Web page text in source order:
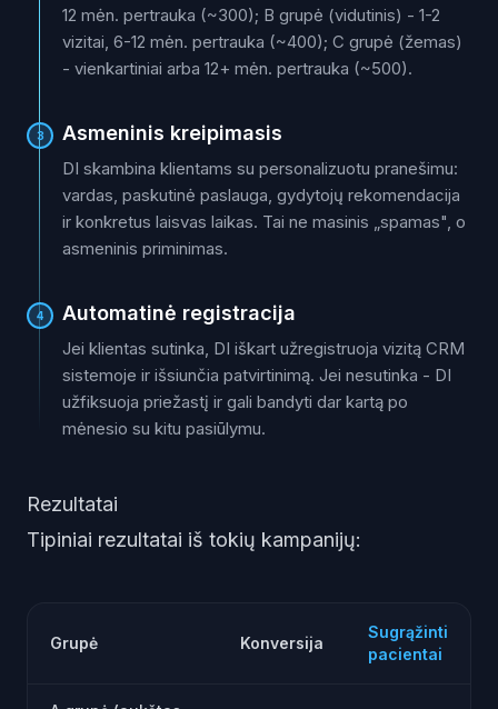
12 mėn. pertrauka (~300); B grupė (vidutinis) - 1-2
vizitai, 6-12 mėn. pertrauka (~400); C grupė (žemas)
- vienkartiniai arba 12+ mėn. pertrauka (~500).
3 Asmeninis kreipimasis
DI skambina klientams su personalizuotu pranešimu:
vardas, paskutinė paslauga, gydytojų rekomendacija
ir konkretus laisvas laikas. Tai ne masinis „spamas", o
asmeninis priminimas.
4 Automatinė registracija
Jei klientas sutinka, DI iškart užregistruoja vizitą CRM
sistemoje ir išsiunčia patvirtinimą. Jei nesutinka - DI
užfiksuoja priežastį ir gali bandyti dar kartą po
mėnesio su kitu pasiūlymu.
Rezultatai
Tipiniai rezultatai iš tokių kampanijų:
Grupė Konversija
Sugrąžinti
pacientai